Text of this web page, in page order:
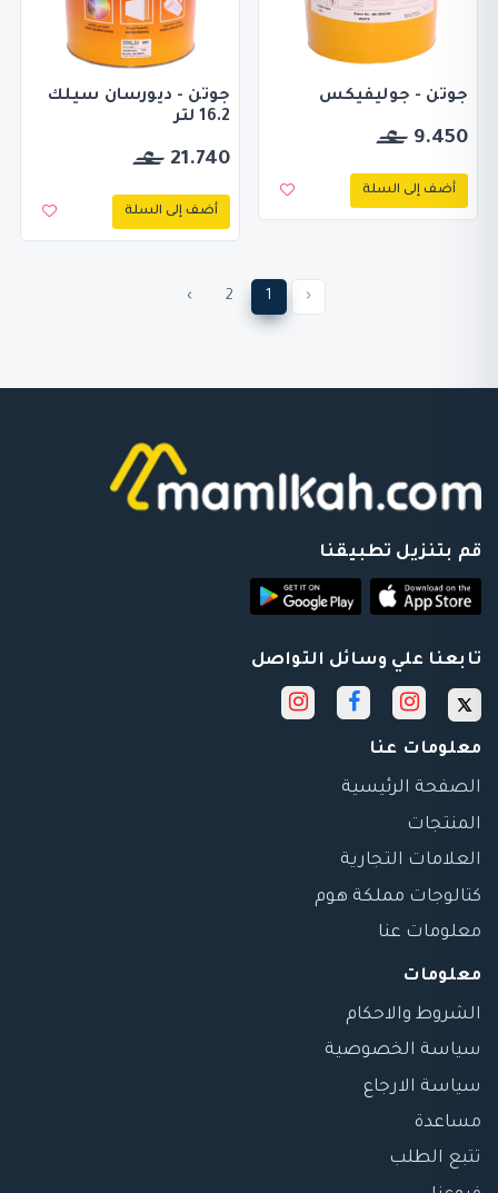
جوتن - جوليفيكس
9.450
أضف إلى السلة
جوتن - ديورسان سيلك
16.2 لتر
21.740
أضف إلى السلة
‹
1
2
›
قم بتنزيل تطبيقنا
تابعنا علي وسائل التواصل
معلومات عنا
الصفحة الرئيسية
المنتجات
العلامات التجارية
كتالوجات مملكة هوم
معلومات عنا
معلومات
الشروط والاحكام
سياسة الخصوصية
سياسة الارجاع
مساعدة
تتبع الطلب